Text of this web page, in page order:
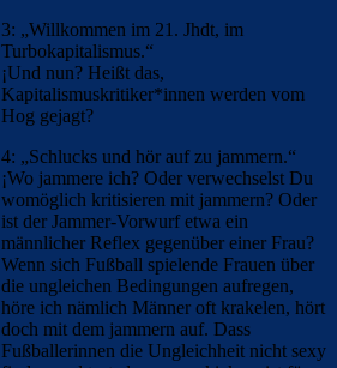
3: „Willkommen im 21. Jhdt, im
Turbokapitalismus.“
¡Und nun? Heißt das,
Kapitalismuskritiker*innen werden vom
Hog gejagt?
4: „Schlucks und hör auf zu jammern.“
¡Wo jammere ich? Oder verwechselst Du
womöglich kritisieren mit jammern? Oder
ist der Jammer-Vorwurf etwa ein
männlicher Reflex gegenüber einer Frau?
Wenn sich Fußball spielende Frauen über
die ungleichen Bedingungen aufregen,
höre ich nämlich Männer oft krakelen, hört
doch mit dem jammern auf. Dass
Fußballerinnen die Ungleichheit nicht sexy